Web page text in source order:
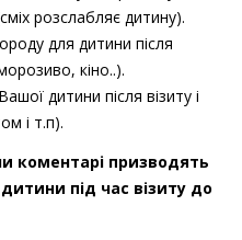
розслабляє дитину).
для дитини після
кіно..).
дитини після візиту і
і т.п).
коментарі призводять
дитини під час візиту до